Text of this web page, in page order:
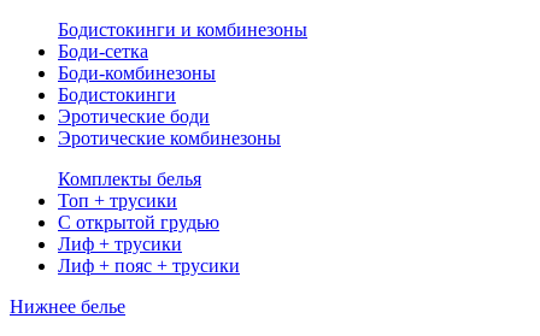
Бодистокинги и комбинезоны
Боди-сетка
Боди-комбинезоны
Бодистокинги
Эротические боди
Эротические комбинезоны
Комплекты белья
Топ + трусики
С открытой грудью
Лиф + трусики
Лиф + пояс + трусики
Нижнее белье